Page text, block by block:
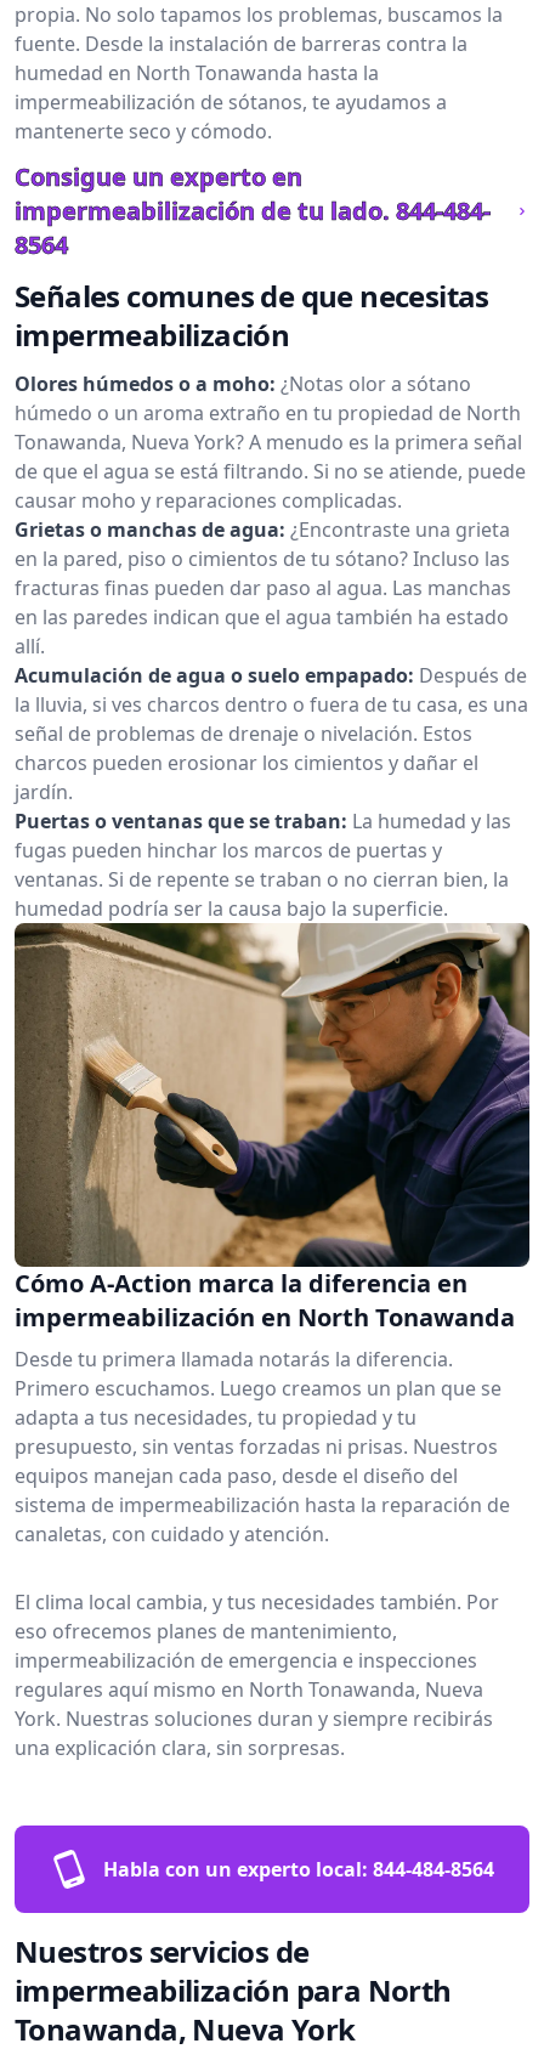
propia. No solo tapamos los problemas, buscamos la
fuente. Desde la instalación de barreras contra la
humedad en North Tonawanda hasta la
impermeabilización de sótanos, te ayudamos a
mantenerte seco y cómodo.
Consigue un experto en
impermeabilización de tu lado. 844-484-
8564
Señales comunes de que necesitas
impermeabilización
Olores húmedos o a moho: ¿Notas olor a sótano
húmedo o un aroma extraño en tu propiedad de North
Tonawanda, Nueva York? A menudo es la primera señal
de que el agua se está filtrando. Si no se atiende, puede
causar moho y reparaciones complicadas.
Grietas o manchas de agua: ¿Encontraste una grieta
en la pared, piso o cimientos de tu sótano? Incluso las
fracturas finas pueden dar paso al agua. Las manchas
en las paredes indican que el agua también ha estado
allí.
Acumulación de agua o suelo empapado: Después de
la lluvia, si ves charcos dentro o fuera de tu casa, es una
señal de problemas de drenaje o nivelación. Estos
charcos pueden erosionar los cimientos y dañar el
jardín.
Puertas o ventanas que se traban: La humedad y las
fugas pueden hinchar los marcos de puertas y
ventanas. Si de repente se traban o no cierran bien, la
humedad podría ser la causa bajo la superficie.
Cómo A-Action marca la diferencia en
impermeabilización en North Tonawanda
Desde tu primera llamada notarás la diferencia.
Primero escuchamos. Luego creamos un plan que se
adapta a tus necesidades, tu propiedad y tu
presupuesto, sin ventas forzadas ni prisas. Nuestros
equipos manejan cada paso, desde el diseño del
sistema de impermeabilización hasta la reparación de
canaletas, con cuidado y atención.
El clima local cambia, y tus necesidades también. Por
eso ofrecemos planes de mantenimiento,
impermeabilización de emergencia e inspecciones
regulares aquí mismo en North Tonawanda, Nueva
York. Nuestras soluciones duran y siempre recibirás
una explicación clara, sin sorpresas.
Habla con un experto local: 844-484-8564
Nuestros servicios de
impermeabilización para North
Tonawanda, Nueva York